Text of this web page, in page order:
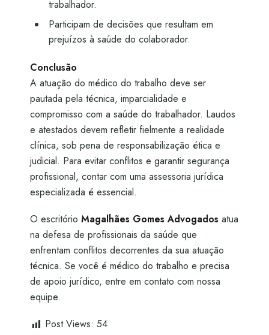
trabalhador.
Participam de decisões que resultam em
prejuízos à saúde do colaborador.
Conclusão
A atuação do médico do trabalho deve ser
pautada pela técnica, imparcialidade e
compromisso com a saúde do trabalhador. Laudos
e atestados devem refletir fielmente a realidade
clínica, sob pena de responsabilização ética e
judicial. Para evitar conflitos e garantir segurança
profissional, contar com uma assessoria jurídica
especializada é essencial.
O escritório Magalhães Gomes Advogados atua
na defesa de profissionais da saúde que
enfrentam conflitos decorrentes da sua atuação
técnica. Se você é médico do trabalho e precisa
de apoio jurídico, entre em contato com nossa
equipe.
Post Views: 54